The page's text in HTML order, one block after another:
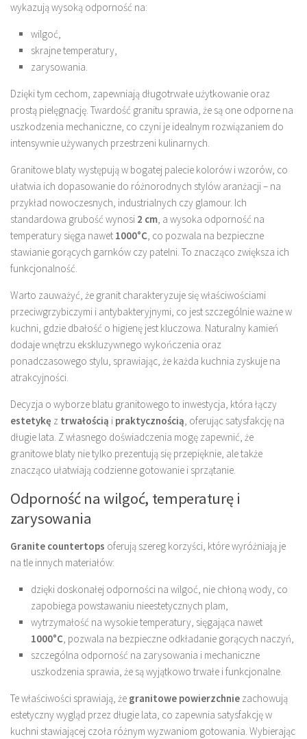
wykazują wysoką odporność na:
wilgoć,
skrajne temperatury,
zarysowania.
Dzięki tym cechom, zapewniają długotrwałe użytkowanie oraz
prostą pielęgnację. Twardość granitu sprawia, że są one odporne na
uszkodzenia mechaniczne, co czyni je idealnym rozwiązaniem do
intensywnie używanych przestrzeni kulinarnych.
Granitowe blaty występują w bogatej palecie kolorów i wzorów, co
ułatwia ich dopasowanie do różnorodnych stylów aranżacji – na
przykład nowoczesnych, industrialnych czy glamour. Ich
standardowa grubość wynosi 2 cm, a wysoka odporność na
temperatury sięga nawet 1000°C, co pozwala na bezpieczne
stawianie gorących garnków czy patelni. To znacząco zwiększa ich
funkcjonalność.
Warto zauważyć, że granit charakteryzuje się właściwościami
przeciwgrzybiczymi i antybakteryjnymi, co jest szczególnie ważne w
kuchni, gdzie dbałość o higienę jest kluczowa. Naturalny kamień
dodaje wnętrzu ekskluzywnego wykończenia oraz
ponadczasowego stylu, sprawiając, że każda kuchnia zyskuje na
atrakcyjności.
Decyzja o wyborze blatu granitowego to inwestycja, która łączy
estetykę z trwałością i praktycznością, oferując satysfakcję na
długie lata. Z własnego doświadczenia mogę zapewnić, że
granitowe blaty nie tylko prezentują się przepięknie, ale także
znacząco ułatwiają codzienne gotowanie i sprzątanie.
Odporność na wilgoć, temperaturę i
zarysowania
Granite countertops oferują szereg korzyści, które wyróżniają je
na tle innych materiałów:
dzięki doskonałej odporności na wilgoć, nie chłoną wody, co
zapobiega powstawaniu nieestetycznych plam,
wytrzymałość na wysokie temperatury, sięgająca nawet
1000°C, pozwala na bezpieczne odkładanie gorących naczyń,
szczególna odporność na zarysowania i mechaniczne
uszkodzenia sprawia, że są wyjątkowo trwałe i funkcjonalne.
Te właściwości sprawiają, że granitowe powierzchnie zachowują
estetyczny wygląd przez długie lata, co zapewnia satysfakcję w
kuchni stawiającej czoła różnym wyzwaniom gotowania. Wybierając